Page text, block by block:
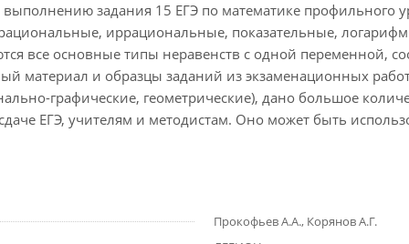
задания 15 ЕГЭ по математике профильного
иррациональные, показательные,
все основные типы неравенств с одной переменной,
материал и образцы заданий из экзаменационных
графические, геометрические), дано большое
ЕГЭ, учителям и методистам. Оно может быть
Прокофьев А.А., Корянов А.Г.